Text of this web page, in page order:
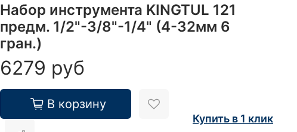
Набор инструмента KINGTUL 121
предм. 1/2"-3/8"-1/4" (4-32мм 6
гран.)
6279 руб
В корзину
Купить в 1 клик